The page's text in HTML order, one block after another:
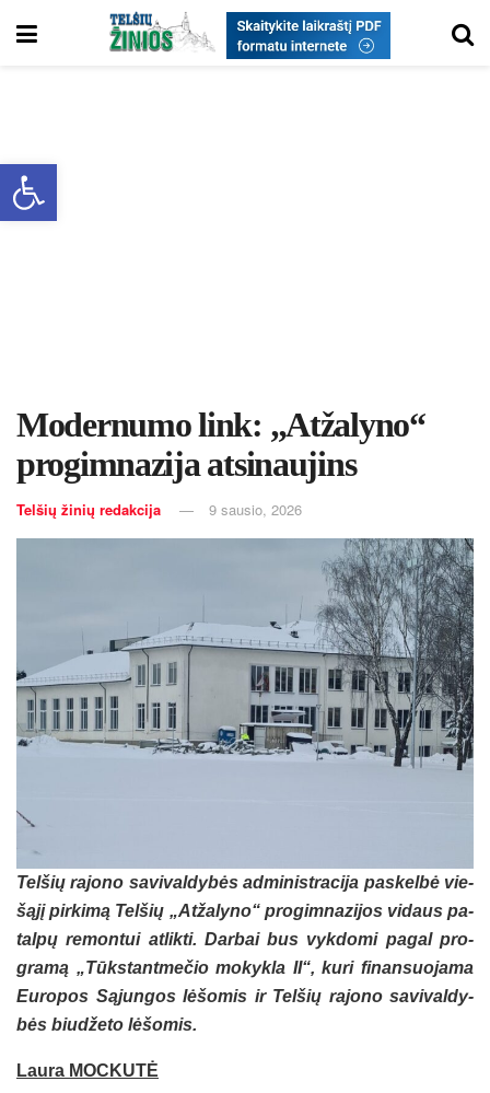
Open toolbar
Mo­der­nu­mo link: „At­ža­ly­no“
pro­gim­na­zi­ja at­si­nau­jins
Telšių žinių redakcija 9 sausio, 2026
Tel­šių ra­jo­no sa­vi­val­dy­bės ad­mi­nist­ra­ci­ja pa­skel­bė vie­
šą­jį pir­ki­mą Tel­šių „At­ža­ly­no“ pro­gim­na­zi­jos vi­daus pa­
tal­pų re­mon­tui at­lik­ti. Dar­bai bus vyk­do­mi pa­gal pro­
gra­mą „Tūks­tant­me­čio mo­kyk­la II“, ku­ri fi­nan­suo­ja­ma
Eu­ro­pos Są­jun­gos lė­šo­mis ir Tel­šių ra­jo­no sa­vi­val­dy­
bės biu­dže­to lė­šo­mis.
Lau­ra MOC­KU­TĖ